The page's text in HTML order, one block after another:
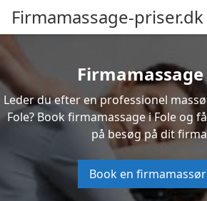
Firmamassage-priser.dk
Firmamassage
Leder du efter en professionel
Fole? Book firmamassage i Fole og
på besøg på dit
Book en